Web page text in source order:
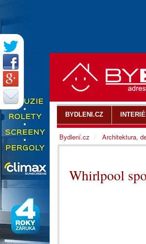
Whirlpool
BYDLENI.CZ
Bydlení.cz Architektura,